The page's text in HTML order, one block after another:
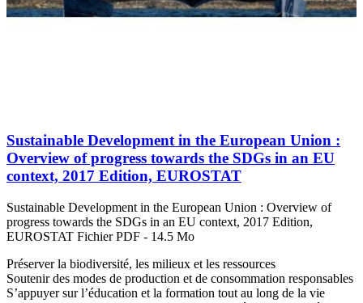
Sustainable Development in the European Union :
Overview of progress towards the SDGs in an EU
context, 2017 Edition, EUROSTAT
Sustainable Development in the European Union : Overview of
progress towards the SDGs in an EU context, 2017 Edition,
EUROSTAT Fichier PDF - 14.5 Mo
Préserver la biodiversité, les milieux et les ressources
Soutenir des modes de production et de consommation responsables
S’appuyer sur l’éducation et la formation tout au long de la vie